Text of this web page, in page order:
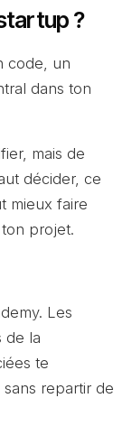
?
code, un
dans ton
mais de
décider, ce
mieux faire
projet.
Les
de la
te
repartir de